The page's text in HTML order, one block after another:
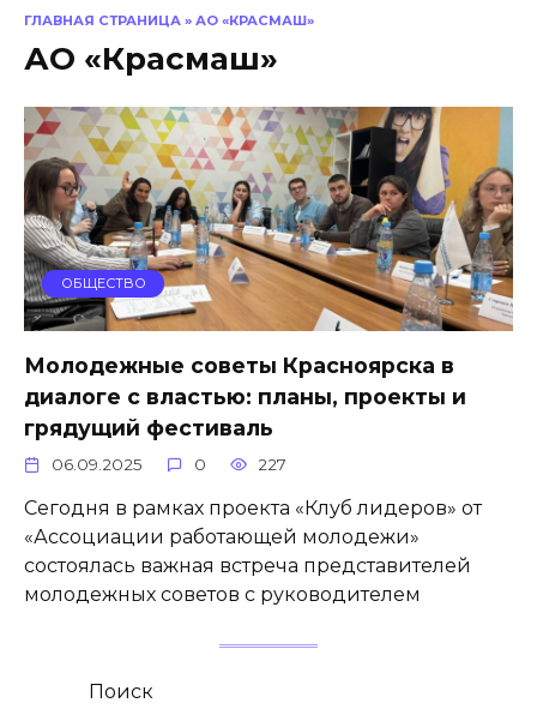
ГЛАВНАЯ СТРАНИЦА » АО «КРАСМАШ»
АО «Красмаш»
ОБЩЕСТВО
Молодежные советы Красноярска в
диалоге с властью: планы, проекты и
грядущий фестиваль
06.09.2025 0 227
Сегодня в рамках проекта «Клуб лидеров» от
«Ассоциации работающей молодежи»
состоялась важная встреча представителей
молодежных советов с руководителем
Поиск